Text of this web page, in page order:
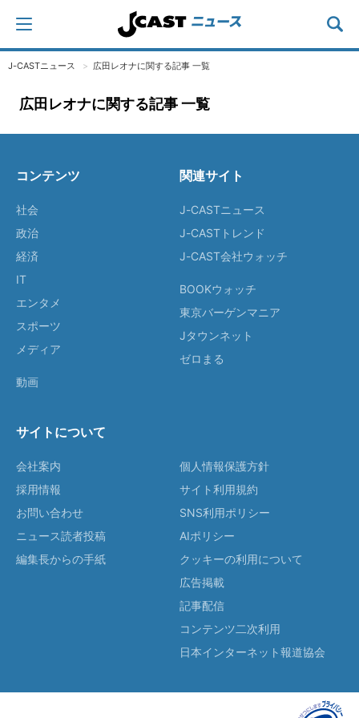
J-CASTニュース 広田レオナに関する記事 一覧
広田レオナに関する記事 一覧
コンテンツ
社会
政治
経済
IT
エンタメ
スポーツ
メディア
動画
関連サイト
J-CASTニュース
J-CASTトレンド
J-CAST会社ウォッチ
BOOKウォッチ
東京バーゲンマニア
Jタウンネット
ゼロまる
サイトについて
会社案内
採用情報
お問い合わせ
ニュース読者投稿
編集長からの手紙
個人情報保護方針
サイト利用規約
SNS利用ポリシー
AIポリシー
クッキーの利用について
広告掲載
記事配信
コンテンツ二次利用
日本インターネット報道協会